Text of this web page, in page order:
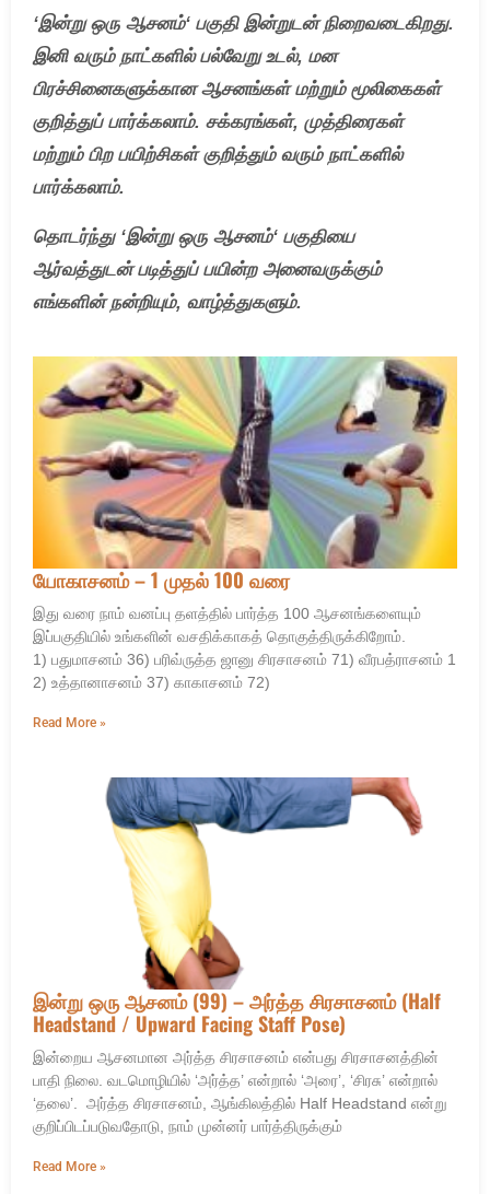
‘இன்று ஒரு ஆசனம்‘ பகுதி இன்றுடன் நிறைவடைகிறது.
இனி வரும் நாட்களில் பல்வேறு உடல், மன
பிரச்சினைகளுக்கான ஆசனங்கள் மற்றும் மூலிகைகள்
குறித்துப் பார்க்கலாம். சக்கரங்கள், முத்திரைகள்
மற்றும் பிற பயிற்சிகள் குறித்தும் வரும் நாட்களில்
பார்க்கலாம்.
தொடர்ந்து‘இன்று ஒரு ஆசனம்‘ பகுதியை
ஆர்வத்துடன் படித்துப் பயின்ற அனைவருக்கும்
எங்களின் நன்றியும், வாழ்த்துகளும்.
யோகாசனம் – 1 முதல் 100 வரை
இது வரை நாம் வனப்பு தளத்தில் பார்த்த 100 ஆசனங்களையும்
இப்பகுதியில் உங்களின் வசதிக்காகத் தொகுத்திருக்கிறோம்.
1) பதுமாசனம் 36) பரிவ்ருத்த ஜானு சிரசாசனம் 71) வீரபத்ராசனம் 1
2) உத்தானாசனம் 37) காகாசனம் 72)
Read More »
இன்று ஒரு ஆசனம் (99) – அர்த்த சிரசாசனம் (Half
Headstand / Upward Facing Staff Pose)
இன்றைய ஆசனமான அர்த்த சிரசாசனம் என்பது சிரசாசனத்தின்
பாதி நிலை. வடமொழியில் ‘அர்த்த’ என்றால் ‘அரை’, ‘சிரசு’ என்றால்
‘தலை’. அர்த்த சிரசாசனம், ஆங்கிலத்தில் Half Headstand என்று
குறிப்பிடப்படுவதோடு, நாம் முன்னர் பார்த்திருக்கும்
Read More »